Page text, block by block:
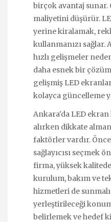
birçok avantaj sunar.
maliyetini düşürür.
yerine kiralamak,
kullanmanızı sağlar.
hızlı gelişmeler
daha esnek bir
gelişmiş LED
kolayca güncelleme
Ankara'da LED
alırken dikkate
faktörler vardır.
sağlayıcısı seçmek
firma, yüksek
kurulum, bakım ve
hizmetleri de
yerleştirileceği
belirlemek ve hedef